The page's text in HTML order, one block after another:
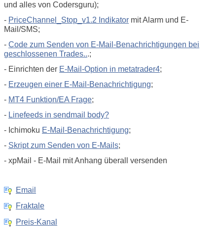
und alles von Codersguru);
- PriceChannel_Stop_v1.2 Indikator mit Alarm und E-
Mail/SMS;
- Code zum Senden von E-Mail-Benachrichtigungen bei
geschlossenen Trades...;
- Einrichten der E-Mail-Option in metatrader4;
- Erzeugen einer E-Mail-Benachrichtigung;
- MT4 Funktion/EA Frage;
- Linefeeds in sendmail body?
- Ichimoku E-Mail-Benachrichtigung;
- Skript zum Senden von E-Mails;
- xpMail - E-Mail mit Anhang überall versenden
Email
Fraktale
Preis-Kanal